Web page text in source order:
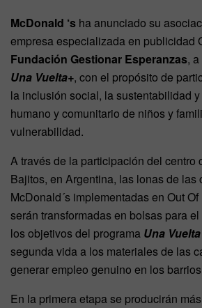
McDonald ‘s ha anunciado su
empresa especializada en publicidad
Fundación Gestionar Esperanzas,
Una Vuelta+, con el propósito de
la inclusión social, la sustentabilidad
humano y comunitario de niños y
vulnerabilidad.
A través de la participación del centro
Bajitos, en Argentina, las lonas de las
McDonald´s implementadas en Out
serán transformadas en bolsas para
los objetivos del programa Una
segunda vida a los materiales de las
generar empleo genuino en los
En la primera etapa se producirán